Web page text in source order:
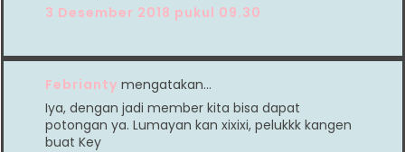
3 Desember 2018 pukul 09.30
Febrianty mengatakan…
Iya, dengan jadi member kita bisa dapat
potongan ya. Lumayan kan xixixi, pelukkk kangen
buat Key